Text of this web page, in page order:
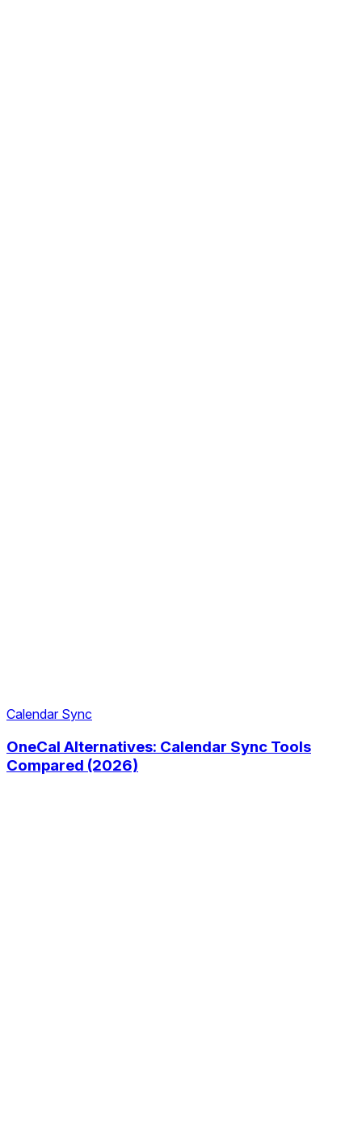
Calendar Sync
OneCal Alternatives: Calendar Sync Tools
Compared (2026)